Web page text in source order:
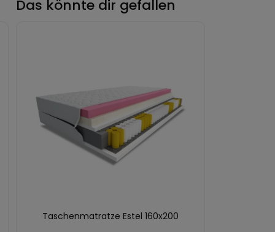
Das könnte dir gefallen
Taschenmatratze Estel 160x200